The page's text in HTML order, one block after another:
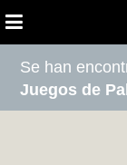
Se han
Juegos de